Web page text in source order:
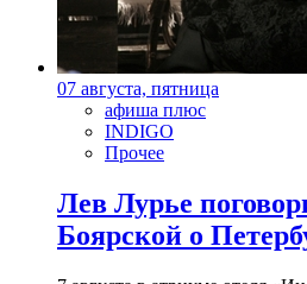
07 августа, пятница
афиша плюс
INDIGO
Прочее
Лев Лурье
Боярской о